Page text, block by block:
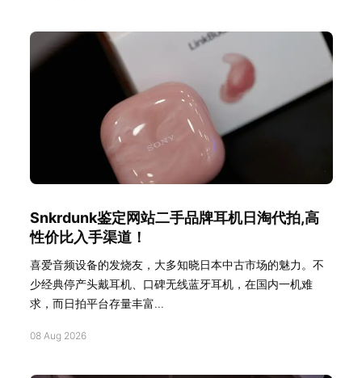
Snkrdunk鉴定网站二手品牌耳机日淘代拍,高
性价比入手渠道！
喜爱音频设备的发烧友，大多知晓日本中古市场的魅力。不
少经典停产头戴耳机、口碑无线蓝牙耳机，在国内一机难
求，而日拍平台存量丰富...
08 Aug 2026